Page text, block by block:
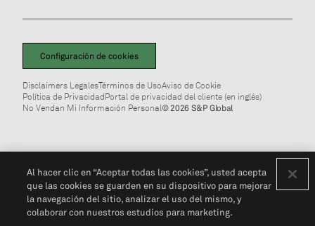
Configuración de cookies
Disclaimers LegalesTérminos de UsoAviso de Cookie
Política de PrivacidadPortal de privacidad del cliente (en inglés)
No Vendan Mi Información Personal© 2026 S&P Global
Al hacer clic en “Aceptar todas las cookies”, usted acepta
que las cookies se guarden en su dispositivo para mejorar
la navegación del sitio, analizar el uso del mismo, y
colaborar con nuestros estudios para marketing.